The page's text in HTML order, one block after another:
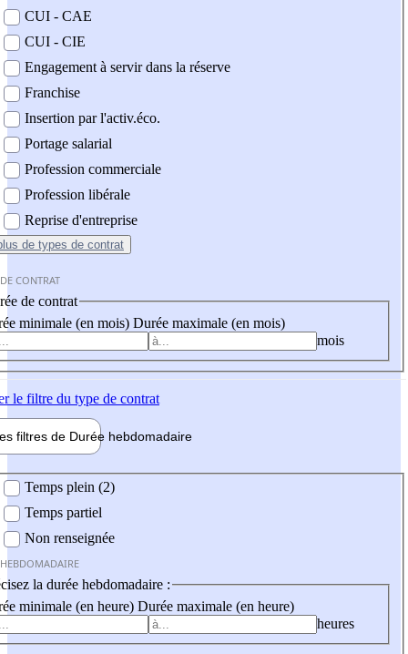
CUI - CAE
CUI - CIE
Engagement à servir dans la réserve
Franchise
Insertion par l'activ.éco.
Portage salarial
Profession commerciale
Profession libérale
Reprise d'entreprise
de types de contrat
CONTRAT
de contrat
minimale (en mois) Durée maximale (en mois)
mois
le filtre du type de contrat
filtres de Durée hebdomadaire
Temps plein (2)
Temps partiel
Non renseignée
la durée hebdomadaire :
minimale (en heure) Durée maximale (en heure)
heures